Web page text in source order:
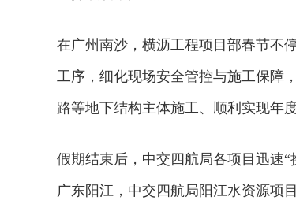
在广州南沙，横沥工程项目部春节不
工序，细化现场安全管控与施工保障
路等地下结构主体施工、顺利实现年
假期结束后，中交四航局各项目迅速
广东阳江，中交四航局阳江水资源项